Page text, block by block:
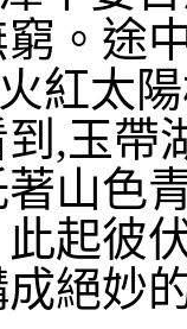
。途
紅太
,玉帶
山色
起彼
絕妙